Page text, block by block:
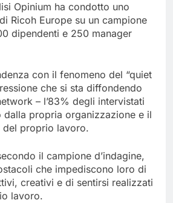
Opinium ha condotto uno
Ricoh Europe su un campione
dipendenti e 250 manager
con il fenomeno del “quiet
che si sta diffondendo
– l’83% degli intervistati
dalla propria organizzazione e il
del proprio lavoro.
il campione d’indagine,
che impediscono loro di
creativi e di sentirsi realizzati
lavoro.